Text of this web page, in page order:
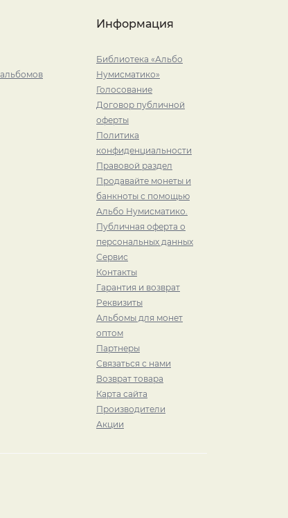
Информация
Библиотека «Альбо
Нумисматико»
Голосование
Договор публичной
оферты
Политика
конфиденциальности
Правовой раздел
Продавайте монеты и
банкноты с помощью
Альбо Нумисматико.
Публичная оферта о
персональных данных
Сервис
Контакты
Гарантия и возврат
Реквизиты
Альбомы для монет
оптом
Партнеры
Связаться с нами
Возврат товара
Карта сайта
Производители
Акции